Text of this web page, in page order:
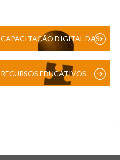
CAPACITAÇÃO DIGITAL DAS
RECURSOS EDUCATIVOS